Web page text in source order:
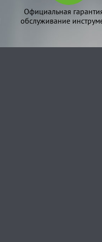
Официальная
обслуживание